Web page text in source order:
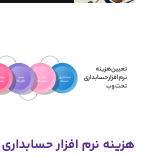
هزینه نرم افزار